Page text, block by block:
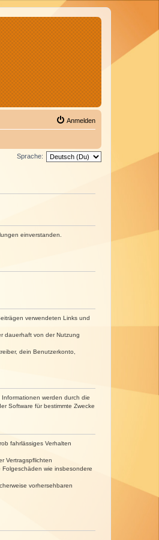
Anmelden
Sprache:
einverstanden.
verwendeten Links und
dauerhaft von der Nutzung
dein Benutzerkonto,
werden durch die
Software für bestimmte Zwecke
fahrlässiges Verhalten
Vertragspflichten
wie insbesondere
vorhersehbaren